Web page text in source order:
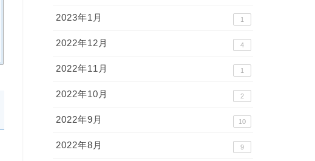
2023年1月 1
2022年12月 4
2022年11月 1
2022年10月 2
2022年9月 10
2022年8月 9